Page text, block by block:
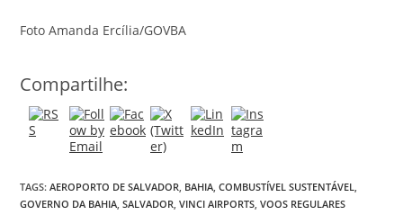
Foto Amanda Ercília/GOVBA
Compartilhe:
TAGS:AEROPORTO DE SALVADOR BAHIA COMBUSTÍVEL SUSTENTÁVEL
GOVERNO DA BAHIA SALVADOR VINCI AIRPORTS VOOS REGULARES